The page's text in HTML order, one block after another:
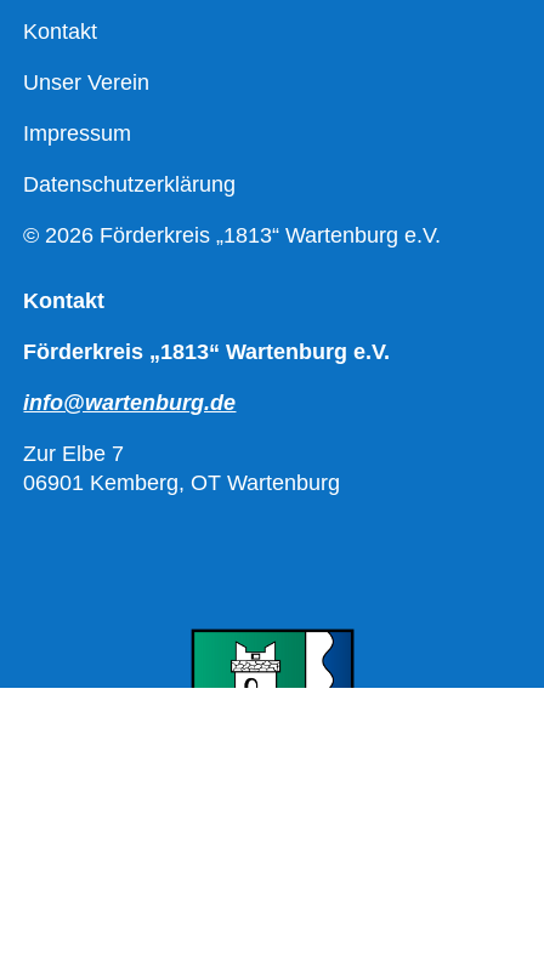
Kontakt
Unser Verein
Impressum
Datenschutzerklärung
© 2026 Förderkreis „1813“ Wartenburg e.V.
Kontakt
Förderkreis „1813“ Wartenburg e.V.
info@wartenburg.de
Zur Elbe 7
06901 Kemberg, OT Wartenburg